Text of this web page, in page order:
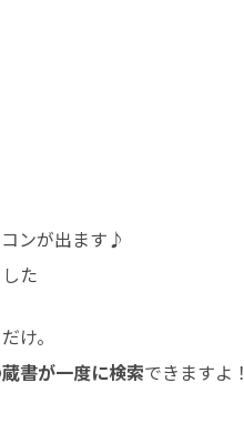
ンが出ます♪
た
け。
書が一度に検索できますよ！